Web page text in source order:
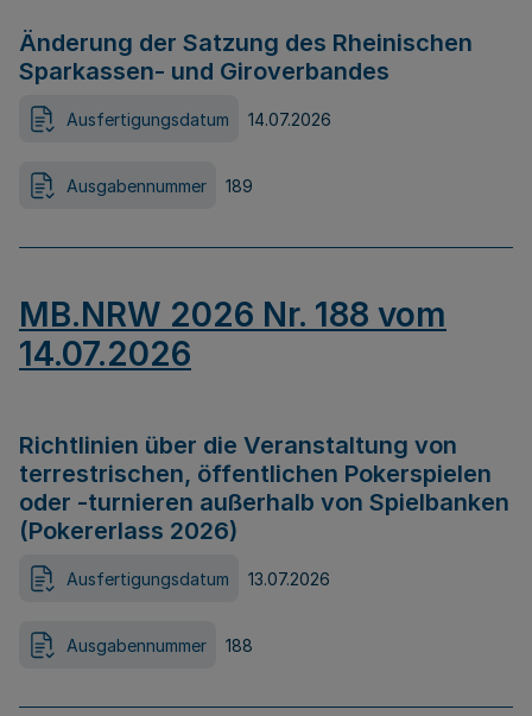
Änderung der Satzung des Rheinischen
Sparkassen- und Giroverbandes
Ausfertigungsdatum 14.07.2026
Ausgabennummer 189
MB.NRW 2026 Nr. 188 vom
14.07.2026
Richtlinien über die Veranstaltung von
terrestrischen, öffentlichen Pokerspielen
oder -turnieren außerhalb von Spielbanken
(Pokererlass 2026)
Ausfertigungsdatum 13.07.2026
Ausgabennummer 188